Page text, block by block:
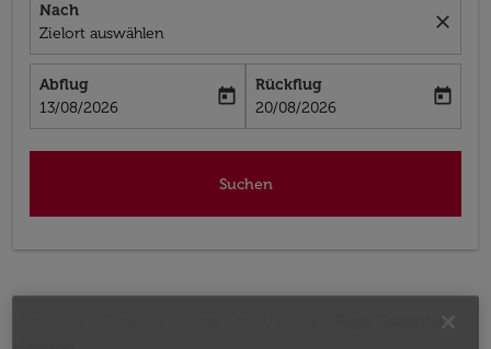
Nach
Zielort auswählen
close
Abflug
fc-booking-departure-date-aria-label
13/08/2026
today
Rückflug
fc-booking-return-date-aria-label
20/08/2026
today
Suchen
Flüge Gaziantep -